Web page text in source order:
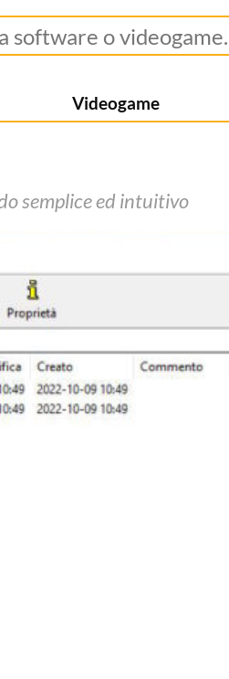
Videogame
semplice ed intuitivo